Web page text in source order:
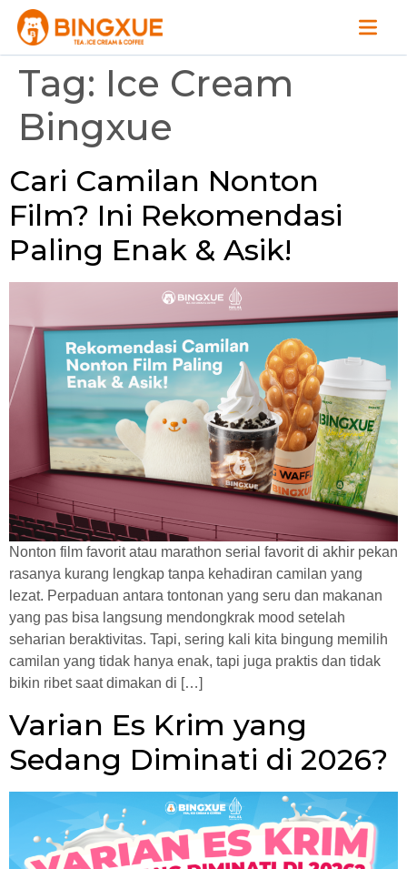
Tag: Ice Cream
Bingxue
Cari Camilan Nonton
Film? Ini Rekomendasi
Paling Enak & Asik!
Nonton film favorit atau marathon serial favorit di akhir pekan
rasanya kurang lengkap tanpa kehadiran camilan yang
lezat. Perpaduan antara tontonan yang seru dan makanan
yang pas bisa langsung mendongkrak mood setelah
seharian beraktivitas. Tapi, sering kali kita bingung memilih
camilan yang tidak hanya enak, tapi juga praktis dan tidak
bikin ribet saat dimakan di […]
Varian Es Krim yang
Sedang Diminati di 2026?